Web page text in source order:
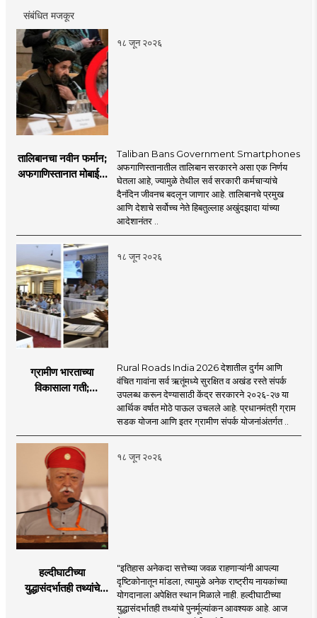
संबंधित मजकूर
१८ जून २०२६
तालिबानचा नवीन फर्मान;
अफगाणिस्तानात मोबाईल
Taliban Bans Government Smartphones
अफगाणिस्तानातील तालिबान सरकारने असा एक निर्णय
घेतला आहे, ज्यामुळे तेथील सर्व सरकारी कर्मचाऱ्यांचे
दैनंदिन जीवनच बदलून जाणार आहे. तालिबानचे प्रमुख
आणि देशाचे सर्वोच्च नेते हिबतुल्लाह अखुंदझादा यांच्या
आदेशानंतर ..
१८ जून २०२६
ग्रामीण भारताच्या
विकासाला गती;
लक्ष्य!
Rural Roads India 2026 देशातील दुर्गम आणि
वंचित गावांना सर्व ऋतूंमध्ये सुरक्षित व अखंड रस्ते संपर्क
उपलब्ध करून देण्यासाठी केंद्र सरकारने २०२६-२७ या
आर्थिक वर्षात मोठे पाऊल उचलले आहे. प्रधानमंत्री ग्राम
सडक योजना आणि इतर ग्रामीण संपर्क योजनांअंतर्गत ..
१८ जून २०२६
हल्दीघाटीच्या
युद्धासंदर्भातही तथ्यांचे
"इतिहास अनेकदा सत्तेच्या जवळ राहणाऱ्यांनी आपल्या
दृष्टिकोनातून मांडला, त्यामुळे अनेक राष्ट्रीय नायकांच्या
योगदानाला अपेक्षित स्थान मिळाले नाही. हल्दीघाटीच्या
युद्धासंदर्भातही तथ्यांचे पुनर्मूल्यांकन आवश्यक आहे. आज